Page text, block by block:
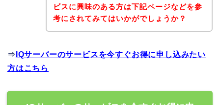
ビスに興味のある方は下記ページなどを参
考にされてみてはいかがでしょうか？
⇒ IQサーバーのサービスを今すぐお得に申し込みたい
方はこちら